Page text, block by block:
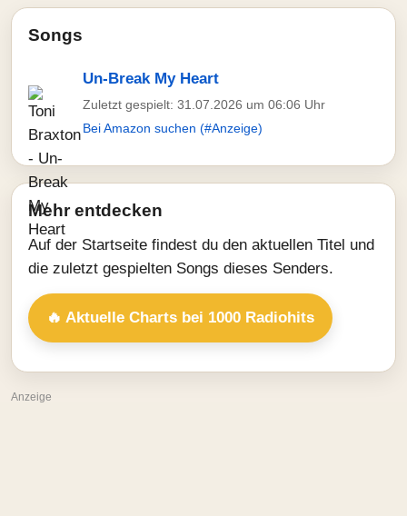
Songs
Un-Break My Heart
Zuletzt gespielt: 31.07.2026 um 06:06 Uhr
Bei Amazon suchen (#Anzeige)
Mehr entdecken
Auf der Startseite findest du den aktuellen Titel und
die zuletzt gespielten Songs dieses Senders.
🔥 Aktuelle Charts bei 1000 Radiohits
Anzeige